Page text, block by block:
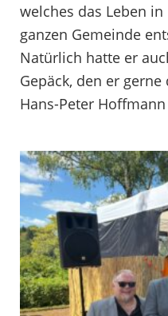
welches das Leben
ganzen Gemeinde
Natürlich hatte er
Gepäck, den er
Hans-Peter